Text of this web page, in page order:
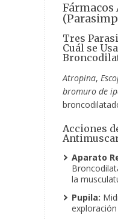
Tres
Cuál se
Atropina,
bromuro de
Acciones
Aparato
la
Pupila: